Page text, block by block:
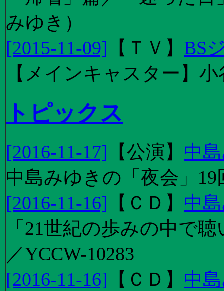
みゆき）
[2015-11-09] 【 ＴＶ 】 BS
【メインキャスター】
トピックス
[2016-11-17] 【公演 】 中
中島みゆきの「夜会」
[2016-11-16] 【 ＣＤ 】 中
「21世紀の歩みの中で
／YCCW-10283
[2016-11-16] 【 ＣＤ 】 中